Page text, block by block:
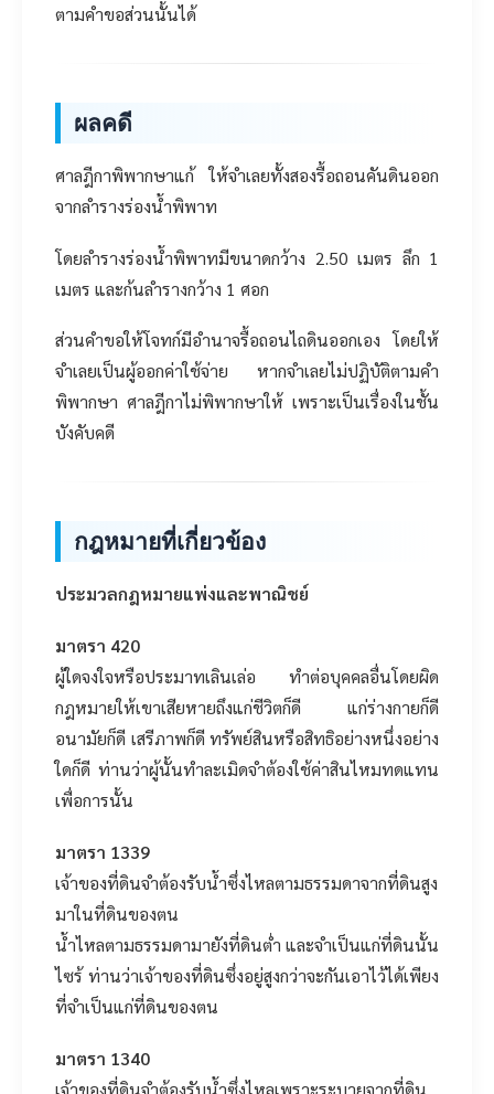
ตามคำขอส่วนนั้นได้
ผลคดี
ศาลฎีกาพิพากษาแก้ ให้จำเลยทั้งสองรื้อถอนคันดินออก
จากลำรางร่องน้ำพิพาท
โดยลำรางร่องน้ำพิพาทมีขนาดกว้าง 2.50 เมตร ลึก 1
เมตร และก้นลำรางกว้าง 1 ศอก
ส่วนคำขอให้โจทก์มีอำนาจรื้อถอนไถดินออกเอง โดยให้
จำเลยเป็นผู้ออกค่าใช้จ่าย หากจำเลยไม่ปฏิบัติตามคำ
พิพากษา ศาลฎีกาไม่พิพากษาให้ เพราะเป็นเรื่องในชั้น
บังคับคดี
กฎหมายที่เกี่ยวข้อง
ประมวลกฎหมายแพ่งและพาณิชย์
มาตรา 420
ผู้ใดจงใจหรือประมาทเลินเล่อ ทำต่อบุคคลอื่นโดยผิด
กฎหมายให้เขาเสียหายถึงแก่ชีวิตก็ดี แก่ร่างกายก็ดี
อนามัยก็ดี เสรีภาพก็ดี ทรัพย์สินหรือสิทธิอย่างหนึ่งอย่าง
ใดก็ดี ท่านว่าผู้นั้นทำละเมิดจำต้องใช้ค่าสินไหมทดแทน
เพื่อการนั้น
มาตรา 1339
เจ้าของที่ดินจำต้องรับน้ำซึ่งไหลตามธรรมดาจากที่ดินสูง
มาในที่ดินของตน
น้ำไหลตามธรรมดามายังที่ดินต่ำ และจำเป็นแก่ที่ดินนั้น
ไซร้ ท่านว่าเจ้าของที่ดินซึ่งอยู่สูงกว่าจะกันเอาไว้ได้เพียง
ที่จำเป็นแก่ที่ดินของตน
มาตรา 1340
เจ้าของที่ดินจำต้องรับน้ำซึ่งไหลเพราะระบายจากที่ดิน